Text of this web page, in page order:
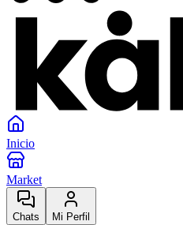
Inicio
Market
Chats Mi Perfil